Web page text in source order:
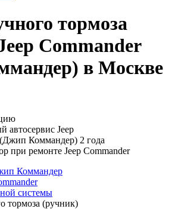
тормоза
Commander
в Москве
автосервис Jeep
Коммандер) 2 года
при ремонте Jeep Commander
Коммандер
системы
тормоза (ручник)